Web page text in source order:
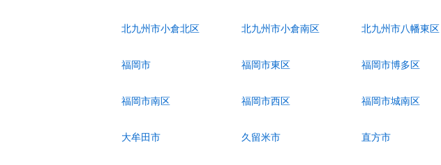
北九州市小倉北区 北九州市小倉南区 北九州市八幡東区
福岡市 福岡市東区 福岡市博多区
福岡市南区 福岡市西区 福岡市城南区
大牟田市 久留米市 直方市